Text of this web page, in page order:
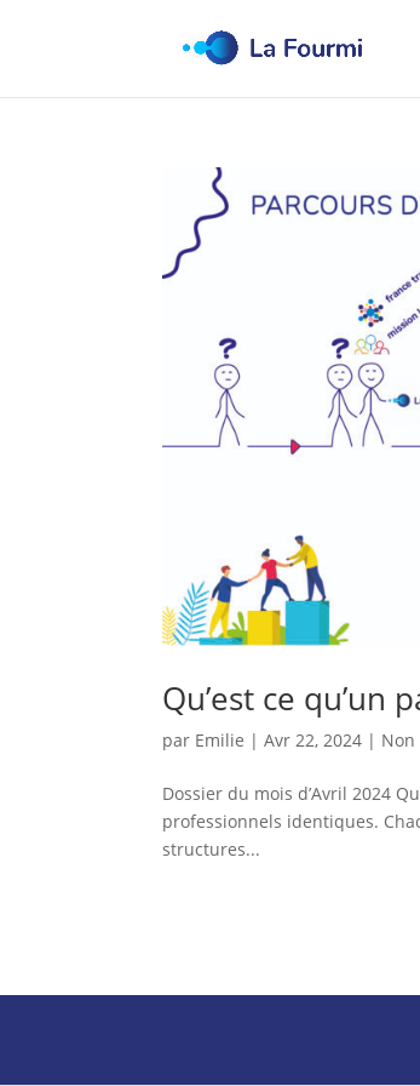
Qu’est ce qu’un
par Emilie |Avr 22, 2024 | Non
Dossier du mois d’Avril 2024
professionnels identiques.
structures...